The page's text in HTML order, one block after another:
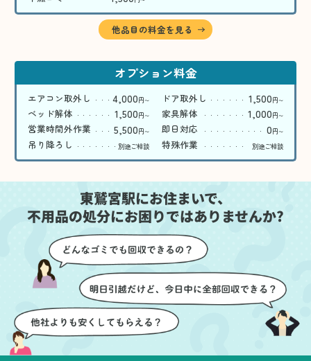
他品目の料金を見る
オプション料金
エアコン取外し 4,000円〜 ドア取外し 1,500円〜
ベッド解体 1,500円〜 家具解体 1,000円〜
営業時間外作業 5,500円〜 即日対応 0円〜
吊り降ろし 別途ご相談 特殊作業 別途ご相談
東鷲宮駅にお住まいで、
不用品の処分にお困りではありませんか?